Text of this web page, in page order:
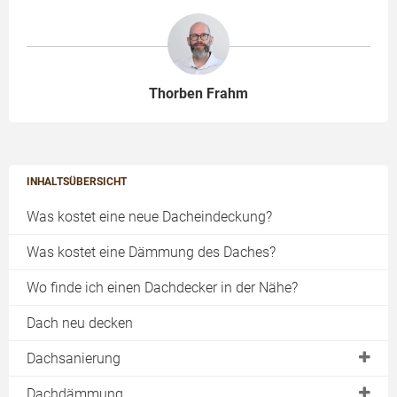
INHALTSÜBERSICHT
Was kostet eine neue Dacheindeckung?
Was kostet eine Dämmung des Daches?
Wo finde ich einen Dachdecker in der Nähe?
Dach neu decken
Dachsanierung
Dachstuhl
Thorben Frahm